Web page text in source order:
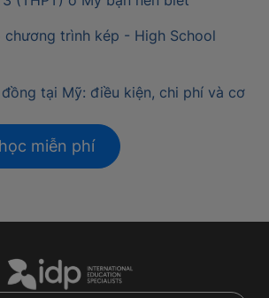
chương trình kép - High School
tại Mỹ: điều kiện, chi phí và cơ
miễn phí